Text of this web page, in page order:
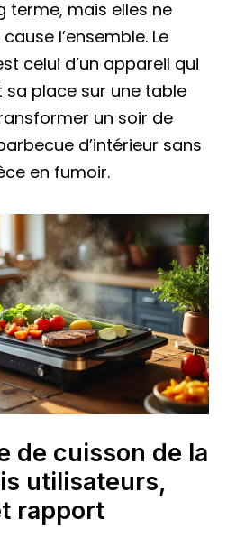
terme, mais elles ne
l’ensemble. Le
celui d’un appareil qui
place sur une table
un soir de
d’intérieur sans
en fumoir.
de cuisson de la
utilisateurs,
rapport